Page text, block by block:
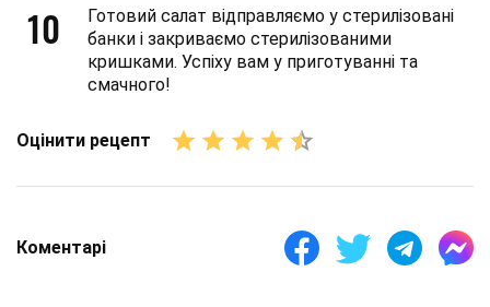
10
Готовий салат відправляємо у стерилізовані
банки і закриваємо стерилізованими
кришками. Успіху вам у приготуванні та
смачного!
Оцінити рецепт
Коментарі